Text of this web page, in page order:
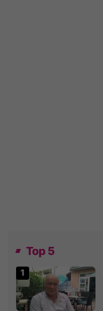
Top 5